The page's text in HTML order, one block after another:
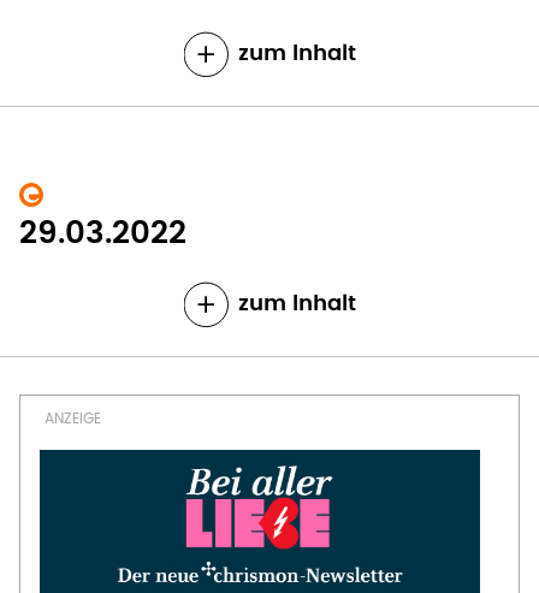
zum Inhalt
29.03.2022
zum Inhalt